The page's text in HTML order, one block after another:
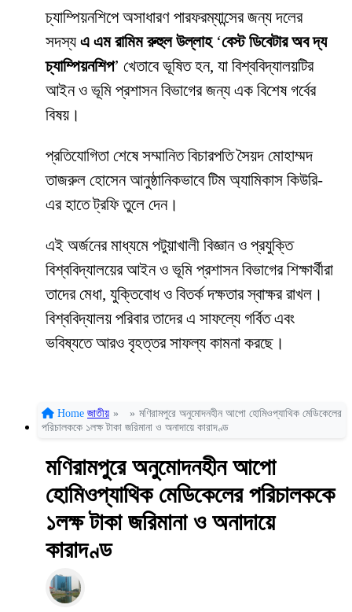
চ্যাম্পিয়নশিপে অসাধারণ পারফরম্যান্সের জন্য দলের
সদস্য এ এম রামিম রুহুল উল্লাহ‘বেস্ট ডিবেটার অব দ্য
চ্যাম্পিয়নশিপ’ খেতাবে ভূষিত হন, যা বিশ্ববিদ্যালয়টির
আইন ও ভূমি প্রশাসন বিভাগের জন্য এক বিশেষ গর্বের
বিষয়।
প্রতিযোগিতা শেষে সম্মানিত বিচারপতি সৈয়দ মোহাম্মদ
তাজরুল হোসেন আনুষ্ঠানিকভাবে টিম অ্যামিকাস কিউরি-
এর হাতে ট্রফি তুলে দেন।
এই অর্জনের মাধ্যমে পটুয়াখালী বিজ্ঞান ও প্রযুক্তি
বিশ্ববিদ্যালয়ের আইন ও ভূমি প্রশাসন বিভাগের শিক্ষার্থীরা
তাদের মেধা, যুক্তিবোধ ও বিতর্ক দক্ষতার স্বাক্ষর রাখল।
বিশ্ববিদ্যালয় পরিবার তাদের এ সাফল্যে গর্বিত এবং
ভবিষ্যতে আরও বৃহত্তর সাফল্য কামনা করছে।
Home জাতীয় » » মণিরামপুরে অনুমোদনহীন আপো হোমিওপ্যাথিক মেডিকেলের
পরিচালককে ১লক্ষ টাকা জরিমানা ও অনাদায়ে কারাদণ্ড
মণিরামপুরে অনুমোদনহীন আপো
হোমিওপ্যাথিক মেডিকেলের পরিচালককে
১লক্ষ টাকা জরিমানা ও অনাদায়ে
কারাদণ্ড